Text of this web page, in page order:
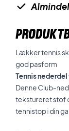
Lækker tennis
god pasform
Tennis
Denne Club-
tekstureret stof
tennistop i din